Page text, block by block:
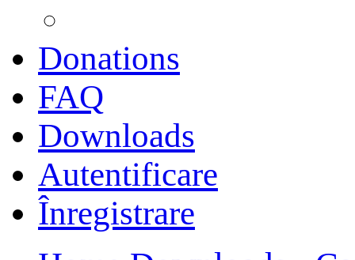
Donations
FAQ
Downloads
Autentificare
Înregistrare